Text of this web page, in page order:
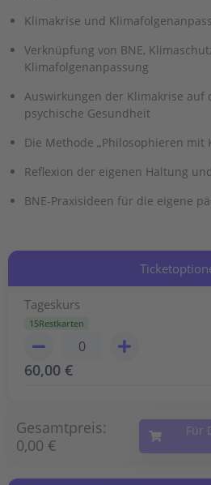
Klimakrise und
Verknüpfung von BNE,
Klimafolgenanpassung
Auswirkungen der Klimakrise auf
psychische Gesundheit
Die Methode „Philosophieren mit
Reflexion der eigenen Haltung
BNE-Praxisideen für die eigene
Tageskurs
15Restkarten
60,00 €
Gesamtpreis:
0,00 €
Für